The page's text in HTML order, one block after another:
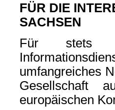
FÜR DIE
SACHSEN
Für stets
umfangreiches
Gesellschaft
europäischen